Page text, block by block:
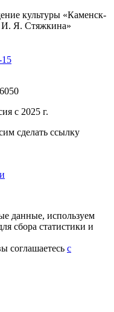
культуры «Каменск-
И. Я. Стяжкина»
15
с 2025 г.
сделать ссылку
данные, используем
сбора статистики и
соглашаетесь с